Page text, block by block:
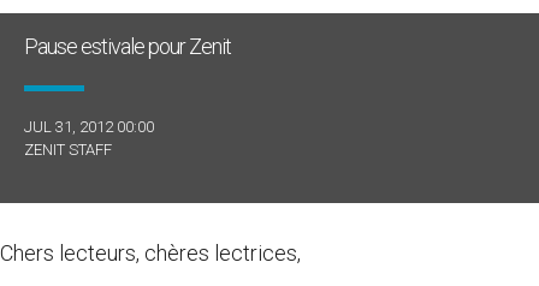
Pause estivale pour Zenit
JUL 31, 2012 00:00
ZENIT STAFF
Chers lecteurs, chères lectrices,